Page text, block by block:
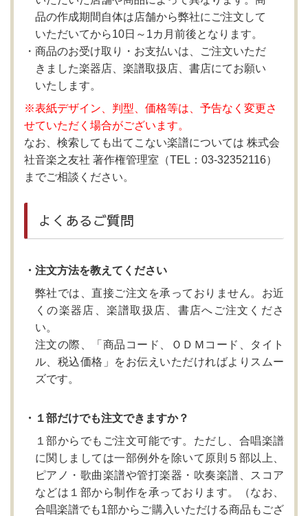
品の作成期間自体は店舗から弊社にご注文して
いただいてから10日～1カ月前後となります。
商品のお受け取り・お支払いは、ご注文いただ
きました楽器店、楽譜取扱店、書店にてお願い
いたします。
※表紙デザイン、判型、価格等は、予告なく変更さ
せていただく場合がございます。
なお、検索しても出てこない楽譜については 株式会
社音楽之友社 著作権管理室（TEL：03-32352116）
までご相談ください。
よくあるご質問
・注文方法を教えてください
弊社では、直接ご注文を承っておりません。お近
くの楽器店、楽譜取扱店、書店へご注文くださ
い。
注文の際、「商品コード、ＯＤＭコード、タイト
ル、税込価格」をお伝えいただければよりスムー
ズです。
・１部だけでも注文できますか？
１部からでもご注文可能です。ただし、合唱楽譜
に関しましては一部例外を除いて原則５部以上、
ピアノ・歌曲楽譜や管打楽器・吹奏楽譜、スコア
などは１部から制作を承っております。（なお、
合唱楽譜でも1部からご購入いただける商品もござ